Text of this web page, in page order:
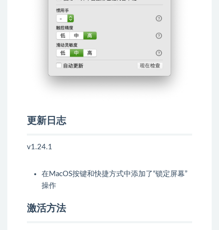
更新日志
v1.24.1
在MacOS按键和快捷方式中添加了“锁定屏幕”
操作
激活方法